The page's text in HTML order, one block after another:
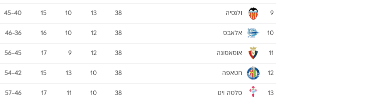
9 ולנסיה 38
13
10
15
45-40
10 אלאבס 38
12
10
16
46-36
11 אוסאסונה 38
12
9
17
56-45
12 חטאפה 38
10
13
15
54-42
13 סלטה ויגו 38
10
11
17
57-46